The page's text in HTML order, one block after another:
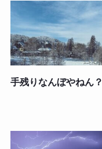
手残りなんぼやねん？